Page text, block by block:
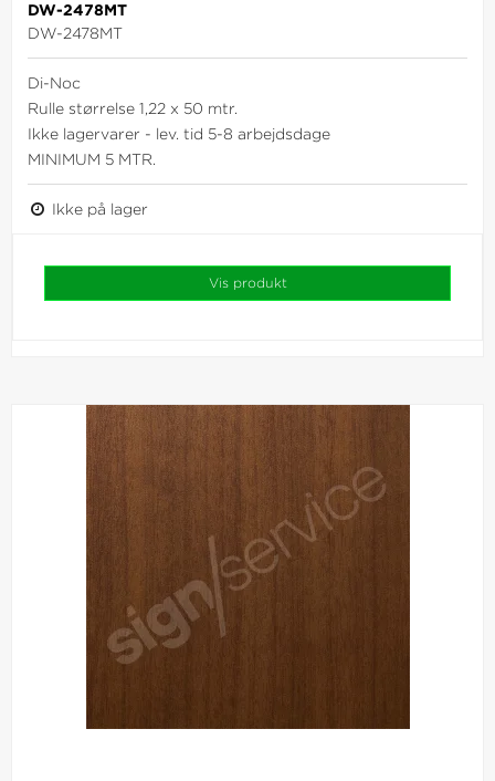
DW-2478MT
DW-2478MT
Di-Noc
Rulle størrelse 1,22 x 50 mtr.
Ikke lagervarer - lev. tid 5-8 arbejdsdage
MINIMUM 5 MTR.
Ikke på lager
Vis produkt